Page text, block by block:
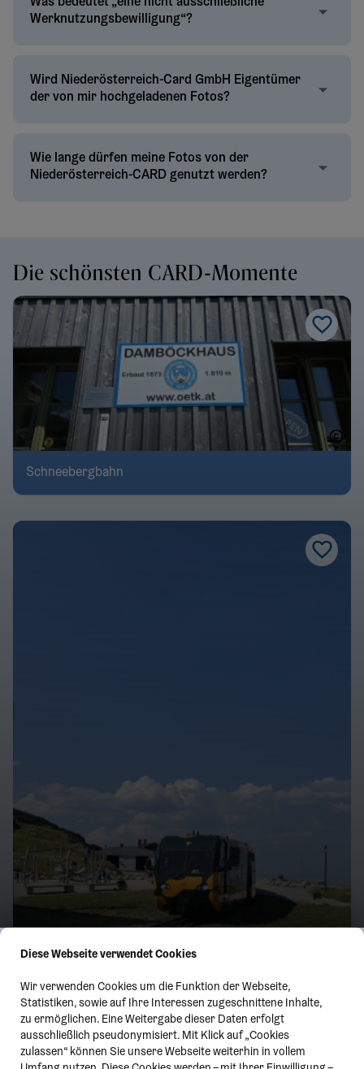
Diese Webseite verwendet Cookies
Wir verwenden Cookies um die Funktion der Webseite,
Statistiken, sowie auf Ihre Interessen zugeschnittene Inhalte,
zu ermöglichen. Eine Weitergabe dieser Daten erfolgt
ausschließlich pseudonymisiert. Mit Klick auf „Cookies
zulassen“ können Sie unsere Webseite weiterhin in vollem
Was bedeutet „eine nicht ausschließliche
Werknutzungsbewilligung“?
Wird Niederösterreich-Card GmbH Eigentümer
der von mir hochgeladenen Fotos?
Wie lange dürfen meine Fotos von der
Niederösterreich-CARD genutzt werden?
Die schönsten CARD-Momente
Schneebergbahn